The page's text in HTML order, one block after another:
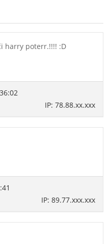
harry poterr.!!!! :D
IP: 78.88.xx.xxx
IP: 89.77.xxx.xxx